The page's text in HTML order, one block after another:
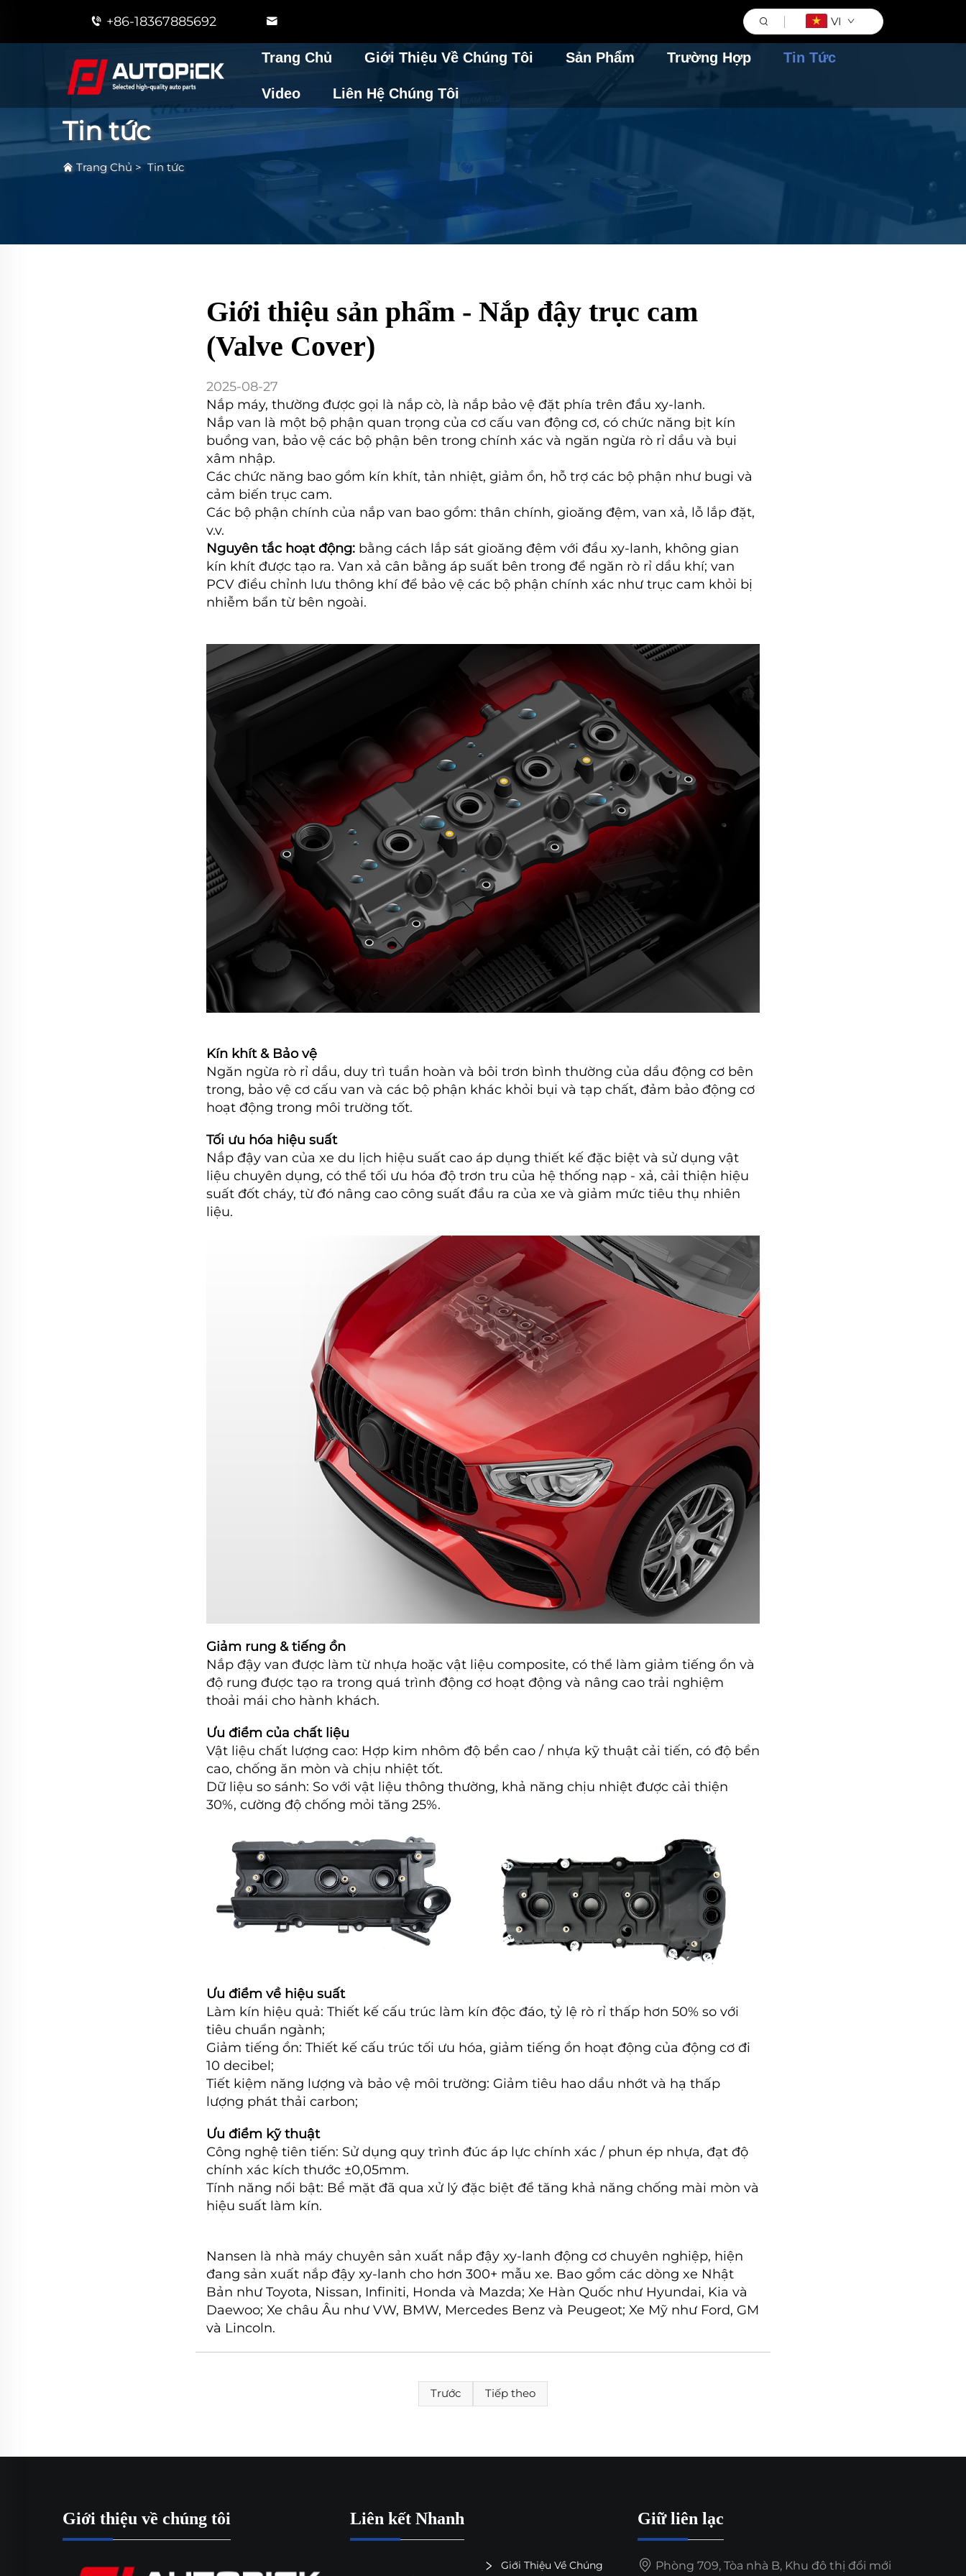
+86-18367885692 VI
Trang Chủ Giới Thiệu Về Chúng Tôi Sản Phẩm Trường Hợp Tin Tức
Video Liên Hệ Chúng Tôi
Tin tức
Trang Chủ >Tin tức
Giới thiệu sản phẩm - Nắp đậy trục cam
(Valve Cover)
2025-08-27
Nắp máy, thường được gọi là nắp cò, là nắp bảo vệ đặt phía trên đầu xy-lanh.
Nắp van là một bộ phận quan trọng của cơ cấu van động cơ, có chức năng bịt kín
buồng van, bảo vệ các bộ phận bên trong chính xác và ngăn ngừa rò rỉ dầu và bụi
xâm nhập.
Các chức năng bao gồm kín khít, tản nhiệt, giảm ồn, hỗ trợ các bộ phận như bugi và
cảm biến trục cam.
Các bộ phận chính của nắp van bao gồm: thân chính, gioăng đệm, van xả, lỗ lắp đặt,
v.v.
Nguyên tắc hoạt động: bằng cách lắp sát gioăng đệm với đầu xy-lanh, không gian
kín khít được tạo ra. Van xả cân bằng áp suất bên trong để ngăn rò rỉ dầu khí; van
PCV điều chỉnh lưu thông khí để bảo vệ các bộ phận chính xác như trục cam khỏi bị
nhiễm bẩn từ bên ngoài.
Kín khít & Bảo vệ
Ngăn ngừa rò rỉ dầu, duy trì tuần hoàn và bôi trơn bình thường của dầu động cơ bên
trong, bảo vệ cơ cấu van và các bộ phận khác khỏi bụi và tạp chất, đảm bảo động cơ
hoạt động trong môi trường tốt.
Tối ưu hóa hiệu suất
Nắp đậy van của xe du lịch hiệu suất cao áp dụng thiết kế đặc biệt và sử dụng vật
liệu chuyên dụng, có thể tối ưu hóa độ trơn tru của hệ thống nạp - xả, cải thiện hiệu
suất đốt cháy, từ đó nâng cao công suất đầu ra của xe và giảm mức tiêu thụ nhiên
liệu.
Giảm rung & tiếng ồn
Nắp đậy van được làm từ nhựa hoặc vật liệu composite, có thể làm giảm tiếng ồn và
độ rung được tạo ra trong quá trình động cơ hoạt động và nâng cao trải nghiệm
thoải mái cho hành khách.
Ưu điểm của chất liệu
Vật liệu chất lượng cao: Hợp kim nhôm độ bền cao / nhựa kỹ thuật cải tiến, có độ bền
cao, chống ăn mòn và chịu nhiệt tốt.
Dữ liệu so sánh: So với vật liệu thông thường, khả năng chịu nhiệt được cải thiện
30%, cường độ chống mỏi tăng 25%.
Ưu điểm về hiệu suất
Làm kín hiệu quả: Thiết kế cấu trúc làm kín độc đáo, tỷ lệ rò rỉ thấp hơn 50% so với
tiêu chuẩn ngành;
Giảm tiếng ồn: Thiết kế cấu trúc tối ưu hóa, giảm tiếng ồn hoạt động của động cơ đi
10 decibel;
Tiết kiệm năng lượng và bảo vệ môi trường: Giảm tiêu hao dầu nhớt và hạ thấp
lượng phát thải carbon;
Ưu điểm kỹ thuật
Công nghệ tiên tiến: Sử dụng quy trình đúc áp lực chính xác / phun ép nhựa, đạt độ
chính xác kích thước ±0,05mm.
Tính năng nổi bật: Bề mặt đã qua xử lý đặc biệt để tăng khả năng chống mài mòn và
hiệu suất làm kín.
Nansen là nhà máy chuyên sản xuất nắp đậy xy-lanh động cơ chuyên nghiệp, hiện
đang sản xuất nắp đậy xy-lanh cho hơn 300+ mẫu xe. Bao gồm các dòng xe Nhật
Bản như Toyota, Nissan, Infiniti, Honda và Mazda; Xe Hàn Quốc như Hyundai, Kia và
Daewoo; Xe châu Âu như VW, BMW, Mercedes Benz và Peugeot; Xe Mỹ như Ford, GM
và Lincoln.
Trước Tiếp theo
Giới thiệu về chúng tôi Liên kết Nhanh
Giới Thiệu Về Chúng
Giữ liên lạc
Phòng 709, Tòa nhà B, Khu đô thị đổi mới